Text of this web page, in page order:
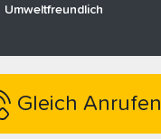
Umweltfreundlich
Gleich Anrufen